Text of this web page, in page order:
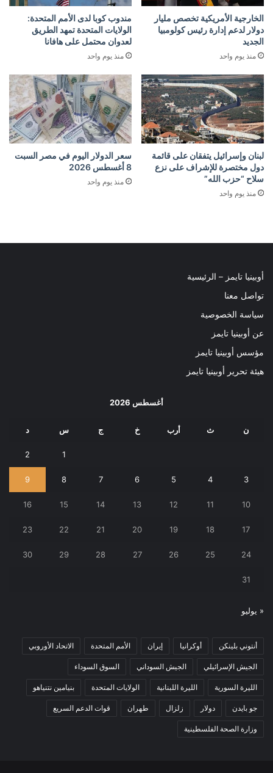
الخارجية الأمريكية تخصص مليار
دولار لدعم إدارة رئيس كولومبيا
الجديد
منذ يوم واحد
مندوب كوبا لدى الأمم المتحدة:
الولايات المتحدة تمهد الطريق
لعدوان محتمل على هافانا
منذ يوم واحد
لبنان وإسرائيل يتفقان على قائمة
دول مختصرة للإشراف على نزع
سلاح “حزب الله”
منذ يوم واحد
سعر الدولار اليوم في مصر السبت
8 أغسطس 2026
منذ يوم واحد
أوبينيا تايمز – الرئيسية
تواصل معنا
سياسة الخصوصية
عن أوبينيا تايمز
مؤسس أوبينيا تايمز
هيئة تحرير أوبينيا تايمز
أغسطس 2026
ن ث أرب خ ج س د
1
2
3
4
5
6
7
8
9
10
11
12
13
14
15
16
17
18
19
20
21
22
23
24
25
26
27
28
29
30
31
« يوليو
أنتوني بلينكن أوكرانيا إيران الأمم المتحدة الاتحاد الأوروبي
الجيش الإسرائيلي الجيش السوداني السوق السوداء
الليرة السورية الليرة اللبنانية الولايات المتحدة بنيامين نتنياهو
جو بايدن دولار زلزال طهران قوات الدعم السريع
وزارة الصحة الفلسطينية